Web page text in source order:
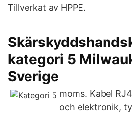
Tillverkat av HPPE.
kategori 5
Sverige
moms. Kabel
och elektronik,